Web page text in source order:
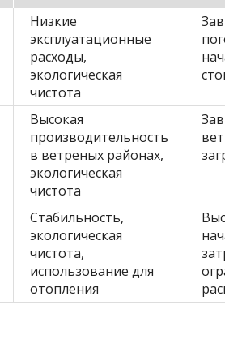
Низкие
эксплуатационные
расходы,
экологическая
чистота
Высокая
производительность
в ветреных районах,
экологическая
чистота
Стабильность,
экологическая
чистота,
использование для
отопления